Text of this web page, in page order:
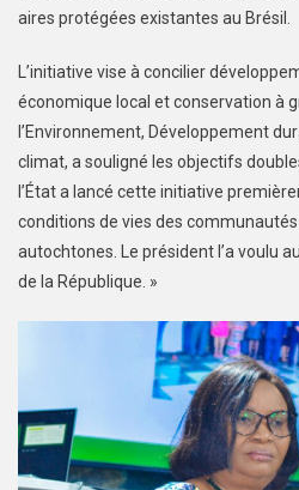
aires protégées existantes au Brésil.
L’initiative vise à concilier
économique local et conservation à
l’Environnement, Développement
climat, a souligné les objectifs
l’État a lancé cette initiative
conditions de vies des
autochtones. Le président l’a voulu
de la République. »